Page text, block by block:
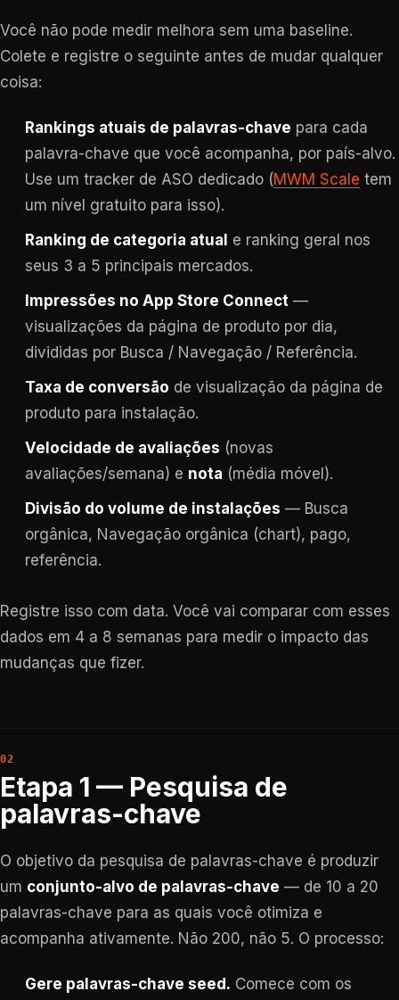
Você não pode medir melhora sem uma baseline.
Colete e registre o seguinte antes de mudar qualquer
coisa:
Rankings atuais de palavras-chave para cada
palavra-chave que você acompanha, por país-alvo.
Use um tracker de ASO dedicado (MWM Scale tem
um nível gratuito para isso).
Ranking de categoria atual e ranking geral nos
seus 3 a 5 principais mercados.
Impressões no App Store Connect —
visualizações da página de produto por dia,
divididas por Busca / Navegação / Referência.
Taxa de conversão de visualização da página de
produto para instalação.
Velocidade de avaliações (novas
avaliações/semana) e nota (média móvel).
Divisão do volume de instalações — Busca
orgânica, Navegação orgânica (chart), pago,
referência.
Registre isso com data. Você vai comparar com esses
dados em 4 a 8 semanas para medir o impacto das
mudanças que fizer.
Etapa 1 — Pesquisa de
palavras-chave
O objetivo da pesquisa de palavras-chave é produzir
um conjunto-alvo de palavras-chave — de 10 a 20
palavras-chave para as quais você otimiza e
acompanha ativamente. Não 200, não 5. O processo:
Gere palavras-chave seed. Comece com os